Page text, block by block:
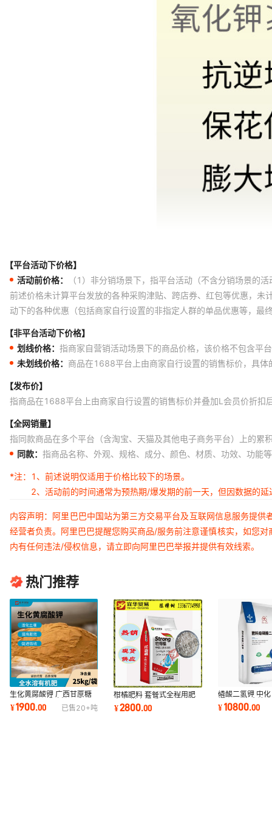
【平台活动下价格】
活动前价格：
（1）非分销场景下，指平台活动（不含分销场景的
前述价格未计算平台发放的各种采购津贴、跨店券、红包等优惠，
动下的各种优惠（包括商家自行设置的非指定人群的单品优惠等，
【非平台活动下价格】
划线价格： 指商家自营销活动场景下的商品价格，该价格不包含平
未划线价格： 商品在1688平台上由商家自行设置的销售标价，具
【发布价】
指商品在1688平台上由商家自行设置的销售标价并叠加L会员价折扣
【全网销量】
指同款商品在多个平台（含淘宝、天猫及其他电子商务平台）上的累
同款： 指商品名称、外观、规格、成分、颜色、材质、功效、功能
*注：
1、前述说明仅适用于价格比较下的场景。
2、活动前的时间通常为预热期/爆发期的前一天，但因数据的
内容声明：阿里巴巴中国站为第三方交易平台及互联网信息服务提
经营者负责。阿里巴巴提醒您购买商品/服务前注意谨慎核实，如您
内有任何违法/侵权信息，请立即向阿里巴巴举报并提供有效线索。
热门推荐
生化黄腐酸钾 广西甘蔗糖
蜜发酵液干燥喷粉而成
¥1900.00 已售20+吨
柑橘肥料 套餐式全程用肥
方案 增产提质
¥2800.00
磷酸二氢钾 中
福 99%全水溶
¥10800.00